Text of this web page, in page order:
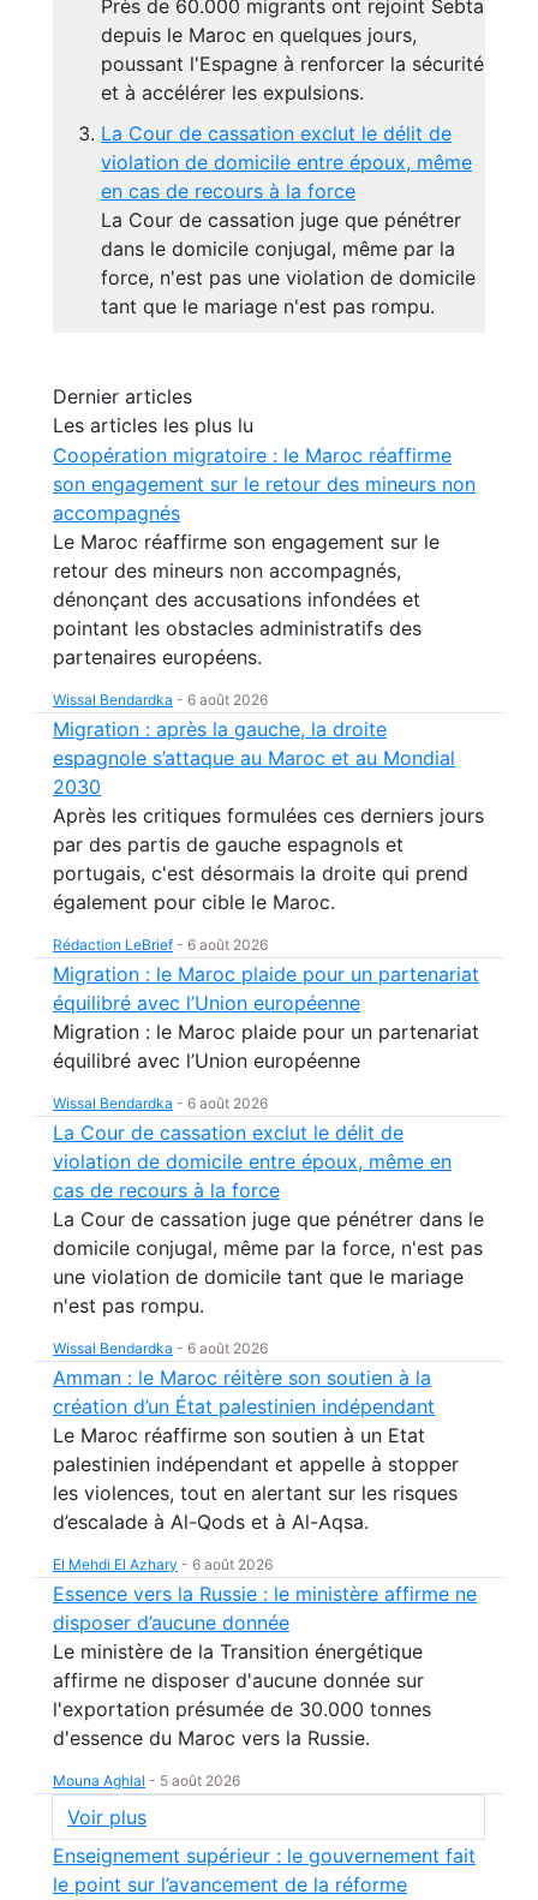
Près de 60.000 migrants ont rejoint Sebta
depuis le Maroc en quelques jours,
poussant l'Espagne à renforcer la sécurité
et à accélérer les expulsions.
La Cour de cassation exclut le délit de
violation de domicile entre époux, même
en cas de recours à la force
La Cour de cassation juge que pénétrer
dans le domicile conjugal, même par la
force, n'est pas une violation de domicile
tant que le mariage n'est pas rompu.
Dernier articles
Les articles les plus lu
Coopération migratoire : le Maroc réaffirme
son engagement sur le retour des mineurs non
accompagnés
Le Maroc réaffirme son engagement sur le
retour des mineurs non accompagnés,
dénonçant des accusations infondées et
pointant les obstacles administratifs des
partenaires européens.
Wissal Bendardka - 6 août 2026
Migration : après la gauche, la droite
espagnole s’attaque au Maroc et au Mondial
2030
Après les critiques formulées ces derniers jours
par des partis de gauche espagnols et
portugais, c'est désormais la droite qui prend
également pour cible le Maroc.
Rédaction LeBrief - 6 août 2026
Migration : le Maroc plaide pour un partenariat
équilibré avec l’Union européenne
Migration : le Maroc plaide pour un partenariat
équilibré avec l’Union européenne
Wissal Bendardka - 6 août 2026
La Cour de cassation exclut le délit de
violation de domicile entre époux, même en
cas de recours à la force
La Cour de cassation juge que pénétrer dans le
domicile conjugal, même par la force, n'est pas
une violation de domicile tant que le mariage
n'est pas rompu.
Wissal Bendardka - 6 août 2026
Amman : le Maroc réitère son soutien à la
création d’un État palestinien indépendant
Le Maroc réaffirme son soutien à un Etat
palestinien indépendant et appelle à stopper
les violences, tout en alertant sur les risques
d’escalade à Al-Qods et à Al-Aqsa.
El Mehdi El Azhary - 6 août 2026
Essence vers la Russie : le ministère affirme ne
disposer d’aucune donnée
Le ministère de la Transition énergétique
affirme ne disposer d'aucune donnée sur
l'exportation présumée de 30.000 tonnes
d'essence du Maroc vers la Russie.
Mouna Aghlal - 5 août 2026
Voir plus
Enseignement supérieur : le gouvernement fait
le point sur l’avancement de la réforme